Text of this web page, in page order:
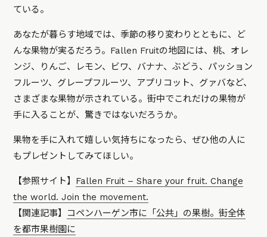
ている。
あなたが暮らす地域では、季節の移り変わりとともに、ど
んな果物が実るだろう。Fallen Fruitの地図には、桃、オレ
ンジ、りんご、レモン、ビワ、バナナ、ぶどう、パッション
フルーツ、グレープフルーツ、アプリコット、グァバなど、
さまざまな果物が示されている。街中でこれだけの果物が
手に入ることが、驚きではないだろうか。
果物を手に入れて嬉しい気持ちになったら、ぜひ他の人に
もプレゼントしてみてほしい。
【参照サイト】 Fallen Fruit – Share your fruit. Change
the world. Join the movement.
【関連記事】 コペンハーゲン市に「公共」の果樹。街全体
を都市果樹園に